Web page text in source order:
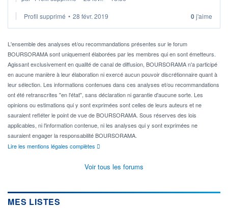
Profil supprimé • 28 févr. 2019 0j'aime
L'ensemble des analyses et/ou recommandations présentes sur le forum
BOURSORAMA sont uniquement élaborées par les membres qui en sont émetteurs.
Agissant exclusivement en qualité de canal de diffusion, BOURSORAMA n'a participé
en aucune manière à leur élaboration ni exercé aucun pouvoir discrétionnaire quant à
leur sélection. Les informations contenues dans ces analyses et/ou recommandations
ont été retranscrites "en l'état", sans déclaration ni garantie d'aucune sorte. Les
opinions ou estimations qui y sont exprimées sont celles de leurs auteurs et ne
sauraient refléter le point de vue de BOURSORAMA. Sous réserves des lois
applicables, ni l'information contenue, ni les analyses qui y sont exprimées ne
sauraient engager la responsabilité BOURSORAMA.
Lire les mentions légales complètes
Voir tous les forums
MES LISTES